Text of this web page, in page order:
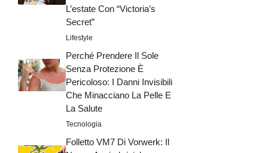
L’estate Con “Victoria’s
Secret”
Lifestyle
Perché Prendere Il Sole
Senza Protezione È
Pericoloso: I Danni Invisibili
Che Minacciano La Pelle E
La Salute
Tecnologia
Folletto VM7 Di Vorwerk: Il